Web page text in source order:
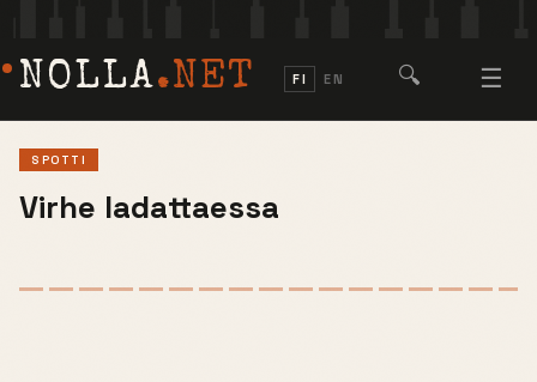
NOLLA.NET FI EN 🔍 ☰
SPOTTI
Virhe ladattaessa